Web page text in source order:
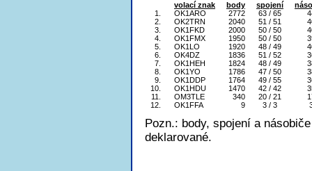
volací znak body spojení
1.
OK1ARO 2772 63 / 65
2.
OK2TRN 2040 51 / 51
3.
OK1FKD 2000 50 / 50
4.
OK1FMX 1950 50 / 50
5.
OK1LO 1920 48 / 49
6.
OK4DZ 1836 51 / 52
7.
OK1HEH 1824 48 / 49
8.
OK1YO 1786 47 / 50
9.
OK1DDP 1764 49 / 55
10.
OK1HDU 1470 42 / 42
11.
OM3TLE 340 20 / 21
12.
OK1FFA 9 3 / 3
Pozn.: body, spojení a
deklarované.